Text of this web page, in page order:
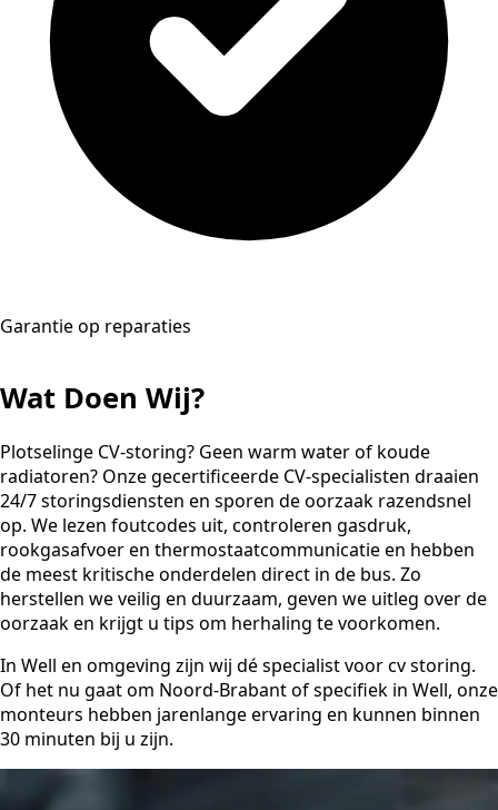
Garantie op reparaties
Wat Doen Wij?
Plotselinge CV-storing? Geen warm water of koude
radiatoren? Onze gecertificeerde CV-specialisten draaien
24/7 storingsdiensten en sporen de oorzaak razendsnel
op. We lezen foutcodes uit, controleren gasdruk,
rookgasafvoer en thermostaatcommunicatie en hebben
de meest kritische onderdelen direct in de bus. Zo
herstellen we veilig en duurzaam, geven we uitleg over de
oorzaak en krijgt u tips om herhaling te voorkomen.
In Well en omgeving zijn wij dé specialist voor cv storing.
Of het nu gaat om Noord-Brabant of specifiek in Well, onze
monteurs hebben jarenlange ervaring en kunnen binnen
30 minuten bij u zijn.